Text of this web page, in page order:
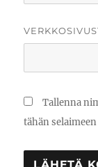
Tallenna
tähän